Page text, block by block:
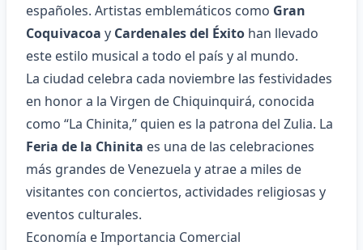
españoles. Artistas emblemáticos como Gran
Coquivacoa y Cardenales del Éxito han llevado
este estilo musical a todo el país y al mundo.
La ciudad celebra cada noviembre las festividades
en honor a la Virgen de Chiquinquirá, conocida
como “La Chinita,” quien es la patrona del Zulia. La
Feria de la Chinita es una de las celebraciones
más grandes de Venezuela y atrae a miles de
visitantes con conciertos, actividades religiosas y
eventos culturales.
Economía e Importancia Comercial